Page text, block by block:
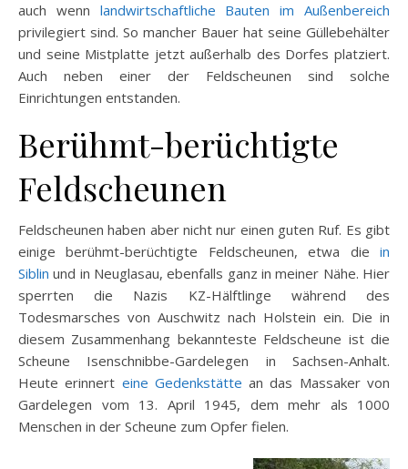
auch wenn landwirtschaftliche Bauten im Außenbereich
privilegiert sind. So mancher Bauer hat seine Güllebehälter
und seine Mistplatte jetzt außerhalb des Dorfes platziert.
Auch neben einer der Feldscheunen sind solche
Einrichtungen entstanden.
Berühmt-berüchtigte
Feldscheunen
Feldscheunen haben aber nicht nur einen guten Ruf. Es gibt
einige berühmt-berüchtigte Feldscheunen, etwa die in
Siblinund in Neuglasau, ebenfalls ganz in meiner Nähe. Hier
sperrten die Nazis KZ-Hälftlinge während des
Todesmarsches von Auschwitz nach Holstein ein. Die in
diesem Zusammenhang bekannteste Feldscheune ist die
Scheune Isenschnibbe-Gardelegen in Sachsen-Anhalt.
Heute erinnert eine Gedenkstättean das Massaker von
Gardelegen vom 13. April 1945, dem mehr als 1000
Menschen in der Scheune zum Opfer fielen.